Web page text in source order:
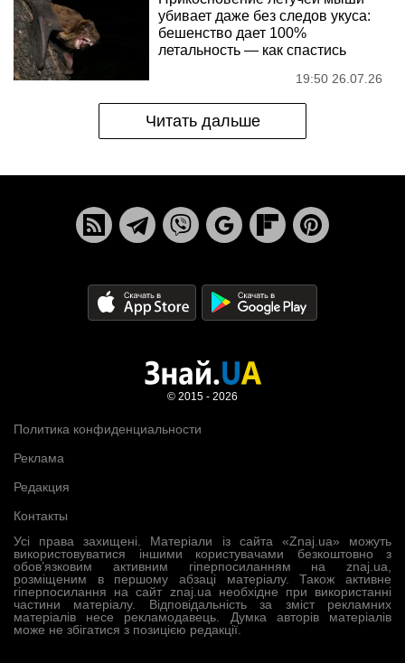
убивает даже без следов укуса:
бешенство дает 100%
летальность — как спастись
19:50 26.07.26
Читать дальше
Усі права захищені. Матеріали із сайта «Znaj.ua» можуть
використовуватися іншими користувачами безкоштовно з
обов’язковим активним гіперпосиланням на znaj.ua,
розміщеним в першому абзаці матеріалу. Також активне
гіперпосилання на сайт znaj.ua необхідне при використанні
частини матеріалу. Відповідальність за зміст рекламних
матеріалів несе рекламодавець. Думка авторів матеріалів
може не збігатися з позицією редакції.
Политика конфиденциальности
Реклама
Редакция
Контакты
© 2015 - 2026